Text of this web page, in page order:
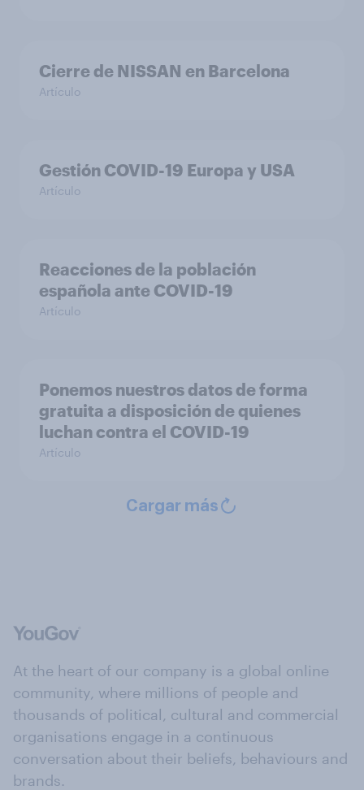
Cierre de NISSAN en Barcelona
Artículo
Gestión COVID-19 Europa y USA
Artículo
Reacciones de la población
española ante COVID-19
Artículo
Ponemos nuestros datos de forma
gratuita a disposición de quienes
luchan contra el COVID-19
Artículo
Cargar más
At the heart of our company is a global online
community, where millions of people and
thousands of political, cultural and commercial
organisations engage in a continuous
conversation about their beliefs, behaviours and
brands.